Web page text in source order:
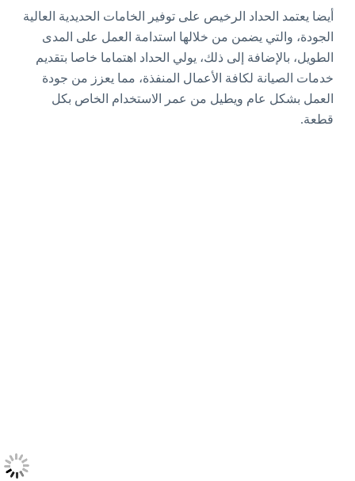
أيضا يعتمد الحداد الرخيص على توفير الخامات الحديدية العالية
الجودة، والتي يضمن من خلالها استدامة العمل على المدى
الطويل، بالإضافة إلى ذلك، يولي الحداد اهتماما خاصا بتقديم
خدمات الصيانة لكافة الأعمال المنفذة، مما يعزز من جودة
العمل بشكل عام ويطيل من عمر الاستخدام الخاص بكل
قطعة.